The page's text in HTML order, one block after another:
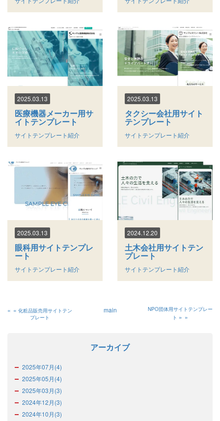
医療機器メーカー用サ
イトテンプレート
2025.03.13
サイトテンプレート紹介
タクシー会社用サイト
テンプレート
2025.03.13
サイトテンプレート紹介
眼科用サイトテンプレ
ート
2025.03.13
サイトテンプレート紹介
土木会社用サイトテン
プレート
2024.12.20
サイトテンプレート紹介
«化粧品販売用サイトテン
プレート
main
NPO団体用サイトテンプレー
ト »
アーカイブ
2025年07月(4)
2025年05月(4)
2025年03月(3)
2024年12月(3)
2024年10月(3)